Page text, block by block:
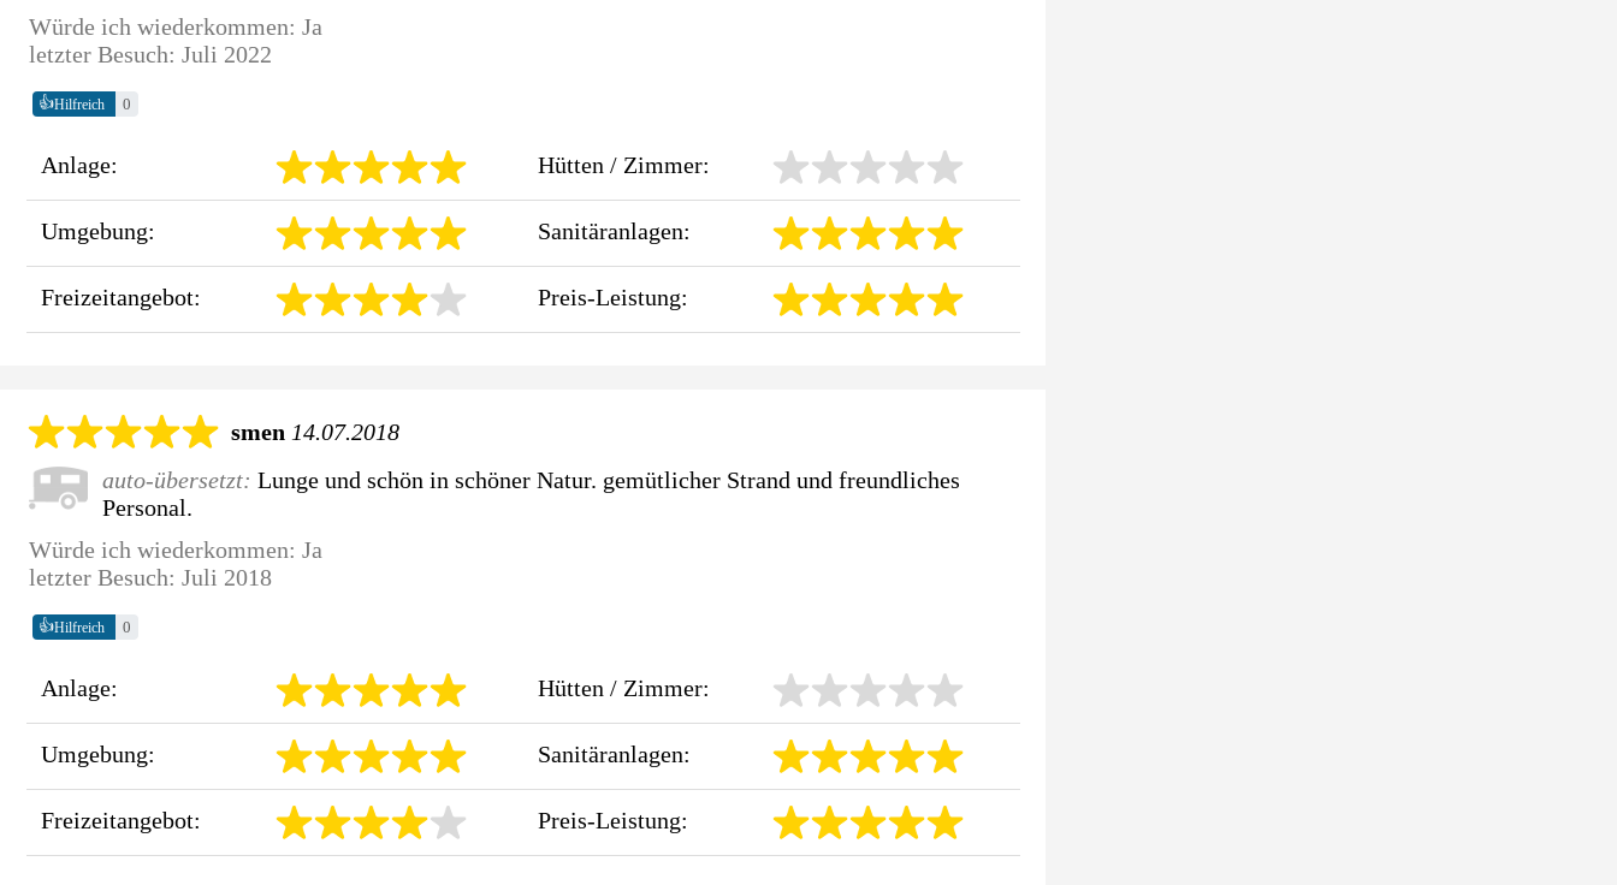
Würde ich wiederkommen: Ja
letzter Besuch: Juli 2022
👍Hilfreich 0
Anlage:
Umgebung:
Freizeitangebot:
Hütten / Zimmer:
Sanitäranlagen:
Preis-Leistung:
smen 14.07.2018
auto-übersetzt: Lunge und schön in schöner Natur. gemütlicher Strand und freundliches
Personal.
Würde ich wiederkommen: Ja
letzter Besuch: Juli 2018
👍Hilfreich 0
Anlage:
Umgebung:
Freizeitangebot:
Hütten / Zimmer:
Sanitäranlagen:
Preis-Leistung: